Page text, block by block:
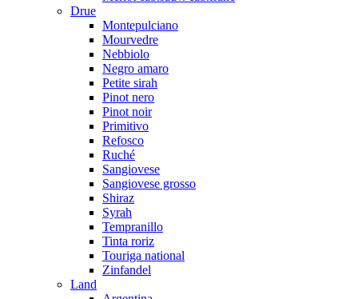
Drue
Montepulciano
Mourvedre
Nebbiolo
Negro amaro
Petite sirah
Pinot nero
Pinot noir
Primitivo
Refosco
Ruché
Sangiovese
Sangiovese grosso
Shiraz
Syrah
Tempranillo
Tinta roriz
Touriga national
Zinfandel
Land